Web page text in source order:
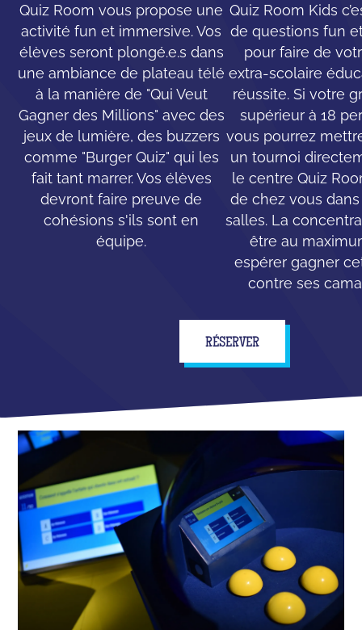
Quiz Room vous propose une
activité fun et immersive. Vos
élèves seront plongé.e.s dans
une ambiance de plateau télé
à la manière de "Qui Veut
Gagner des Millions" avec des
jeux de lumière, des buzzers
comme "Burger Quiz" qui les
fait tant marrer. Vos élèves
devront faire preuve de
cohésions s'ils sont en
équipe.
Quiz Room Kids
de questions fun
pour faire de
extra-scolaire
réussite. Si votre
supérieur à 18
vous pourrez
un tournoi
le centre Quiz
de chez vous
salles. La
être au
espérer gagner
contre ses
RÉSERVER